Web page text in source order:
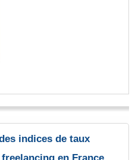
indices de taux